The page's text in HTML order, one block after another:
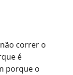
correr o
é
porque o